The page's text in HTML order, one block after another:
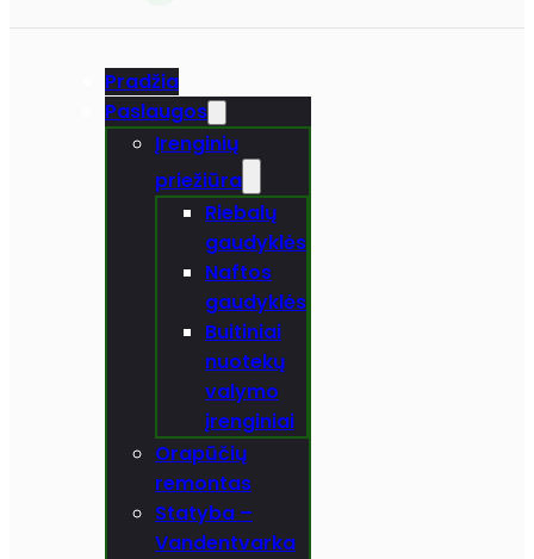
Pradžia
Paslaugos
Įrenginių
priežiūra
Riebalų
gaudyklės
Naftos
gaudyklės
Buitiniai
nuotekų
valymo
įrenginiai
Orapūčių
remontas
Statyba –
Vandentvarka